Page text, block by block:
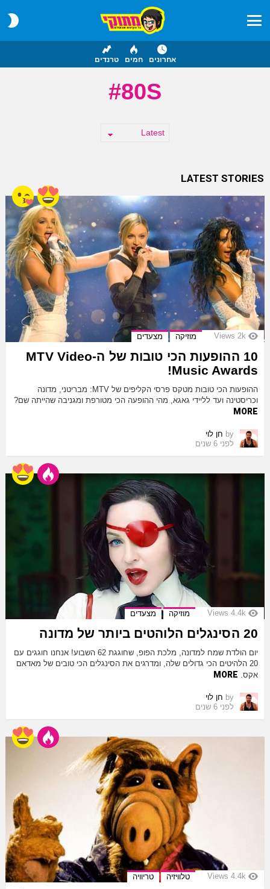
אחרונים חמים טרנדים
80S
LATEST STORIES
2k
Views מוזיקה מצעדים
10 ההופעות הכי טובות של ה-MTV Video
Music Awards!
ההופעות הכי טובות מטקס פרסי הקליפים של MTV: מבריטני, מדונה
וכריסטינה ועד לליידי גאגא, מהי ההופעה הכי מטורפת ומגניבה שהייתה שם?
MORE
by חן לוי
לפני 6 שנים
4.4k
Views מוזיקה מצעדים
20 הסינגלים הלוהטים ביותר של מדונה
יום הולדת שמח למדונה, מלכת הפופ, שחוגגת 62 השבוע! אנחנו חוגגים עם
20 הלהיטים הכי גדולים שלה, ומדרגים את הסינגלים הכי טובים של מאדאם
אקס. MORE
by חן לוי
לפני 6 שנים
4.4k
Views טלוויזיה טריוויה